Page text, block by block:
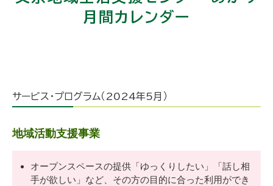
月間カレンダー
サービス・プログラム（2024年5月）
地域活動支援事業
オープンスペースの提供「ゆっくりしたい」「話し相
手が欲しい」など、その方の目的に合った利用ができ